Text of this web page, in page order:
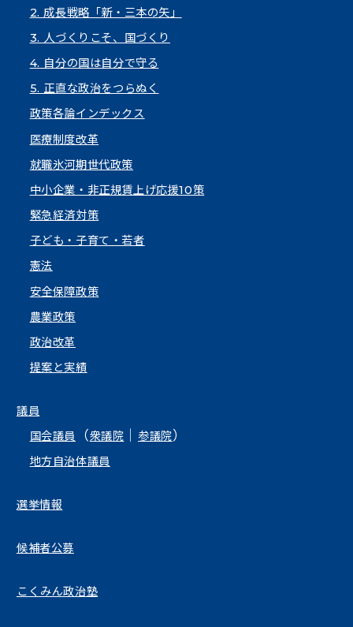
2. 成長戦略「新・三本の矢」
3. 人づくりこそ、国づくり
4. 自分の国は自分で守る
5. 正直な政治をつらぬく
政策各論インデックス
医療制度改革
就職氷河期世代政策
中小企業・非正規賃上げ応援10策
緊急経済対策
子ども・子育て・若者
憲法
安全保障政策
農業政策
政治改革
提案と実績
議員
国会議員
（衆議院 ｜参議院）
地方自治体議員
選挙情報
候補者公募
こくみん政治塾